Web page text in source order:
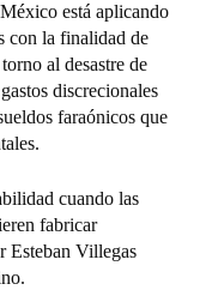
está aplicando
con la finalidad de
al desastre de
discrecionales
faraónicos que
cuando las
fabricar
Esteban Villegas